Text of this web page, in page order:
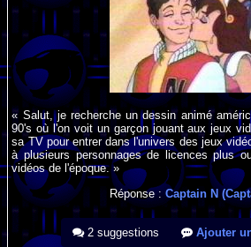
« Salut, je recherche un dessin animé
90's où l'on voit un garçon jouant aux jeux
sa TV pour entrer dans l'univers des jeux
à plusieurs personnages de licences plus
vidéos de l'époque. »
Réponse :Captain N
2 suggestions Ajouter